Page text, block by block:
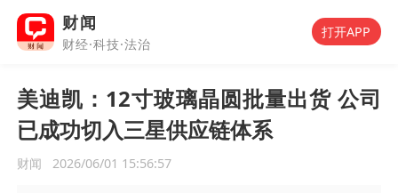
财闻
财经·科技·法治
打开APP
美迪凯：12寸玻璃晶圆批量出货 公司
已成功切入三星供应链体系
财闻 2026/06/01 15:56:57